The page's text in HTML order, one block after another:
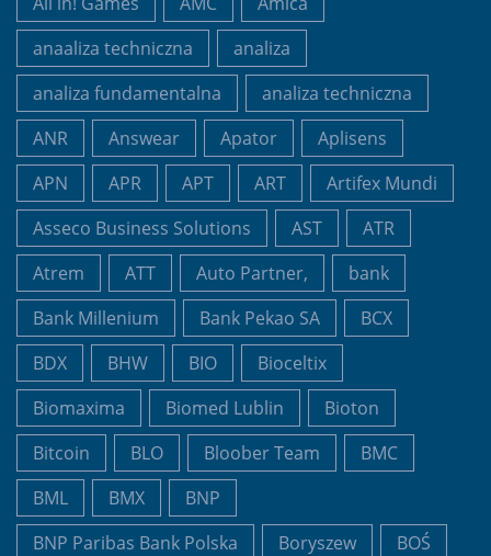
anaaliza techniczna
analiza
analiza fundamentalna
analiza techniczna
ANR
Answear Apator
Aplisens
APN
APR APT ART
Artifex Mundi
Asseco Business Solutions
AST
ATR
Atrem
ATT Auto Partner,
bank
Bank Millenium
Bank Pekao SA
BCX
BDX
BHW BIO
Bioceltix
Biomaxima
Biomed Lublin
Bioton
Bitcoin
BLO Bloober Team
BMC
BML
BMX
BNP
BNP Paribas Bank Polska
Boryszew
BOŚ